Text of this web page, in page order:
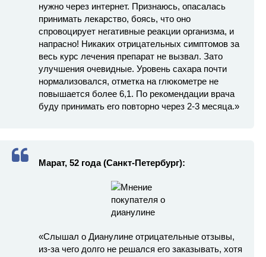
нужно через интернет. Признаюсь, опасалась
принимать лекарство, боясь, что оно
спровоцирует негативные реакции организма, и
напрасно! Никаких отрицательных симптомов за
весь курс лечения препарат не вызвал. Зато
улучшения очевидные. Уровень сахара почти
нормализовался, отметка на глюкометре не
повышается более 6,1. По рекомендации врача
буду принимать его повторно через 2-3 месяца.»
Марат, 52 года (Санкт-Петербург):
«Слышал о Дианулине отрицательные отзывы,
из-за чего долго не решался его заказывать, хотя